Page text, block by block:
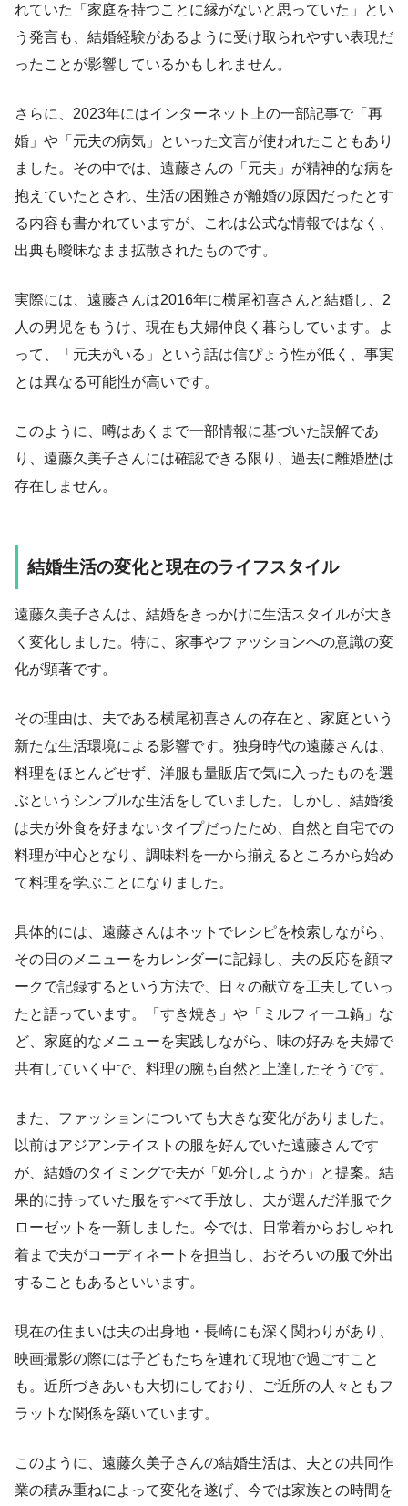
れていた「家庭を持つことに縁がないと思っていた」とい
う発言も、結婚経験があるように受け取られやすい表現だ
ったことが影響しているかもしれません。
さらに、2023年にはインターネット上の一部記事で「再
婚」や「元夫の病気」といった文言が使われたこともあり
ました。その中では、遠藤さんの「元夫」が精神的な病を
抱えていたとされ、生活の困難さが離婚の原因だったとす
る内容も書かれていますが、これは公式な情報ではなく、
出典も曖昧なまま拡散されたものです。
実際には、遠藤さんは2016年に横尾初喜さんと結婚し、2
人の男児をもうけ、現在も夫婦仲良く暮らしています。よ
って、「元夫がいる」という話は信ぴょう性が低く、事実
とは異なる可能性が高いです。
このように、噂はあくまで一部情報に基づいた誤解であ
り、遠藤久美子さんには確認できる限り、過去に離婚歴は
存在しません。
結婚生活の変化と現在のライフスタイル
遠藤久美子さんは、結婚をきっかけに生活スタイルが大き
く変化しました。特に、家事やファッションへの意識の変
化が顕著です。
その理由は、夫である横尾初喜さんの存在と、家庭という
新たな生活環境による影響です。独身時代の遠藤さんは、
料理をほとんどせず、洋服も量販店で気に入ったものを選
ぶというシンプルな生活をしていました。しかし、結婚後
は夫が外食を好まないタイプだったため、自然と自宅での
料理が中心となり、調味料を一から揃えるところから始め
て料理を学ぶことになりました。
具体的には、遠藤さんはネットでレシピを検索しながら、
その日のメニューをカレンダーに記録し、夫の反応を顔マ
ークで記録するという方法で、日々の献立を工夫していっ
たと語っています。「すき焼き」や「ミルフィーユ鍋」な
ど、家庭的なメニューを実践しながら、味の好みを夫婦で
共有していく中で、料理の腕も自然と上達したそうです。
また、ファッションについても大きな変化がありました。
以前はアジアンテイストの服を好んでいた遠藤さんです
が、結婚のタイミングで夫が「処分しようか」と提案。結
果的に持っていた服をすべて手放し、夫が選んだ洋服でク
ローゼットを一新しました。今では、日常着からおしゃれ
着まで夫がコーディネートを担当し、おそろいの服で外出
することもあるといいます。
現在の住まいは夫の出身地・長崎にも深く関わりがあり、
映画撮影の際には子どもたちを連れて現地で過ごすこと
も。近所づきあいも大切にしており、ご近所の人々ともフ
ラットな関係を築いています。
このように、遠藤久美子さんの結婚生活は、夫との共同作
業の積み重ねによって変化を遂げ、今では家族との時間を